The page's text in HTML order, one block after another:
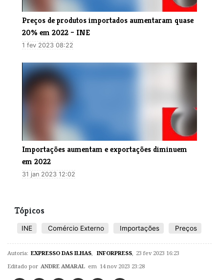
Preços de produtos importados aumentaram quase
20% em 2022 – INE
1 fev 2023 08:22
Importações aumentam e exportações diminuem
em 2022
31 jan 2023 12:02
Tópicos
INE Comércio Externo Importações Preços
Autoria: EXPRESSO DAS ILHAS INFORPRESS 23 fev 2023 16:23
Editado por ANDRE AMARAL em 14 nov 2023 23:28